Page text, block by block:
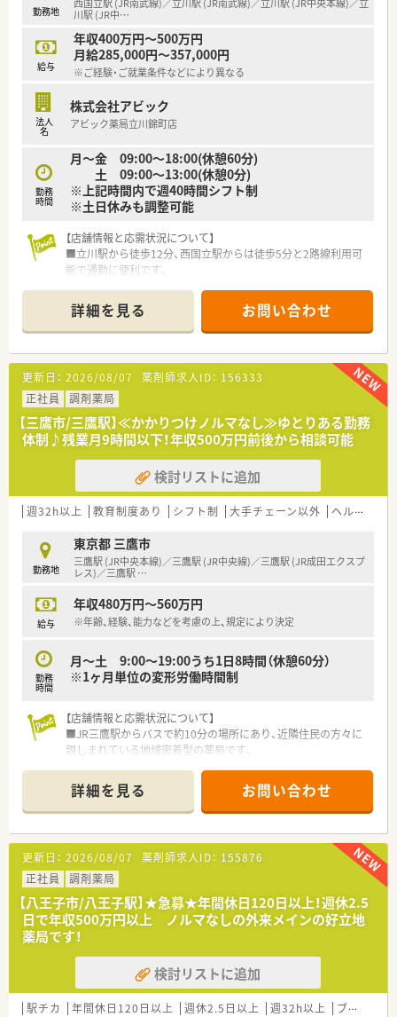
■育児休業は最大3年間取得でき、小学校卒業まで利用できる時
短勤務など子育てとの両立環境も万全です。
■残業が発生した場合でも各種手当がしっかりと支給されるた
め、適切な労務管理のもとで勤務できます。
勤務地 川駅 (JR中…
給与
年収400万円～500万円
月給285,000円～357,000円
※ご経験・ご就業条件などにより異なる
法人
名
株式会社アビック
アビック薬局立川錦町店
勤務
時間
月～金 09:00～18:00(休憩60分)
土 09:00～13:00(休憩0分)
※上記時間内で週40時間シフト制
※土日休みも調整可能
【店舗情報と応需状況について】
■立川駅から徒歩12分、西国立駅からは徒歩5分と2路線利用可
能で通勤に便利です。
合科目を応需しています。
■処方箋は1日あたり平均40枚から60枚程度で、現在はパート薬
剤師3名体制で運営中です。
【勤務実態について】
■年間休日は123日と充実しており、日曜祝日のほかシフトによ
る固定休を取得できます。
■有給休暇の平均消化日数は11.8日と高く、夏季休暇や年末年始
休暇も取得可能です。
■全店舗の平均残業時間は月間約9.9時間程度と、ワークライフ
バランスを重視しています。
【こんな方にオススメ】
■創業から無借金経営を続ける安定企業で、長期的なキャリアを
■総合病院門前で専門性を高めたい方や、在宅医療、未病サポー
トに興味がある方に最適です。
■年間休日123日や残業少なめ、有給消化率の高さなど、私生活
詳細を見る お問い合わせ
更新日： 2026/08/07 薬剤師求人ID： 156333
正社員
調剤薬局
【三鷹市/三鷹駅】≪かかりつけノルマなし≫ゆとりある勤務
体制♪残業月9時間以下！年収500万円前後から相談可能
検討リストに追加
週32h以上 教育制度あり シフト制 大手チェーン以外 ヘルプ体制充実
勤務地
東京都 三鷹市
三鷹駅 (JR中央本線)／三鷹駅 (JR中央線)／三鷹駅 (JR成田エクスプ
レス)／三鷹駅 …
給与
年収480万円～560万円
※年齢、経験、能力などを考慮の上、規定により決定
勤務
時間
月～土 9:00～19:00うち1日8時間（休憩60分）
※1ヶ月単位の変形労働時間制
【店舗情報と応需状況について】
■JR三鷹駅からバスで約10分の場所にあり、近隣住民の方々に
親しまれている地域密着型の薬局です。
り、1日平均80枚の処方を扱います。
■薬剤師は常時4名から5名体制で、事務員も含めて周囲と連携
しながら落ち着いて業務に臨めます。
【募集背景と求める人物像について】
■組織体制の強化を目的とした増員募集であり、周囲と協力して
誠実に業務へ取り組める方を募ります。
■スキルや経験よりもコミュニケーション能力を重視し、患者様
に優しく寄り添える方を歓迎します。
■チームワークを大切にしながら現場を盛り上げてくれる方を
歓迎しています。
【勤務実態について】
■年間休日は118日確保されており、夏季と冬季にそれぞれ5日
間の休暇を取得できる体制があります。
詳細を見る お問い合わせ
更新日： 2026/08/07 薬剤師求人ID： 155876
正社員
調剤薬局
【八王子市/八王子駅】★急募★年間休日120日以上！週休2.5
日で年収500万円以上 ノルマなしの外来メインの好立地
薬局です！
検討リストに追加
駅チカ 年間休日120日以上 週休2.5日以上 週32h以上 ブランク可